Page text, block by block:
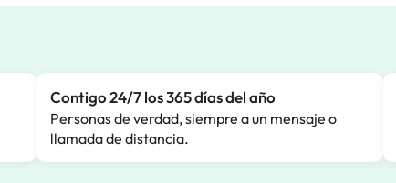
Contigo 24/7 los 365 días del año
Personas de verdad, siempre a un mensaje o
llamada de distancia.